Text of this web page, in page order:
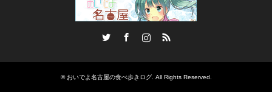
RSS
© おいでよ名古屋の食べ歩きログ. All Rights Reserved.